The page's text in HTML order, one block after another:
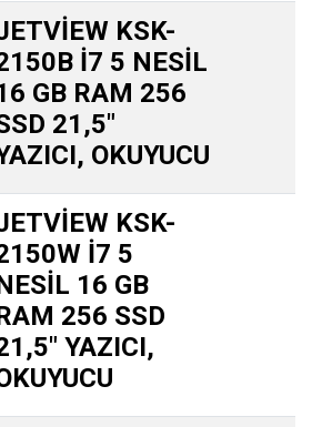
KSK-
İ7 5 NESİL
GB RAM 256
21,5″
OKUYUCU
KSK-
İ7 5
16 GB
256 SSD
YAZICI,